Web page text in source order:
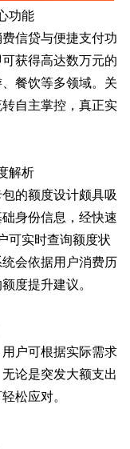
功能
信贷与便捷支付功
获得高达数万元的
餐饮等多领域。关
自主掌控，真正实
解析
的额度设计颇具吸
身份信息，经快速
可实时查询额度状
会依据用户消费历
度提升建议。
户可根据实际需求
论是突发大额支出
松应对。